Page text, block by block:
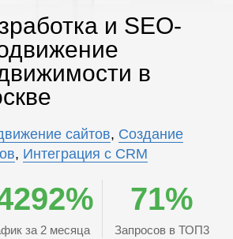
и SEO-
в
сайтов, Создание
, Интеграция с CRM
за 2 месяца
71%
Запросов в ТОП3